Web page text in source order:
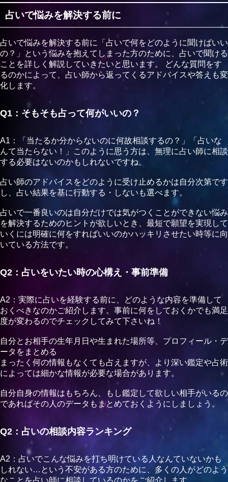
（UK様）
ミオさんに占っていただきました！
もう何度もお世話になっていて、いつも優しく寄り添って話
を聞いてくれます！
占いもとても当たります♩
（H様）
のよりどころにさせてもらっています！
寄り添ってもらいながら的確な言葉がほしい、背中を押して
もらいたい人は是非相談にきてみてください！
（Hさん)
とても話しやすく料金的にも優しい。
今回ミオさんに話を聞いてもらいましたが、最後まで親切
で、30分でたくさんのお話を聞くことができました。
久しぶりに占いした後にスッキリしました！
また通いたくなります。
占いで悩みを解決する前に
占いで悩みを解決する前に「占いで何をどのように聞けばいい
の？」という悩みを抱えてしまった方のために、占いで聞ける
ことを詳しく解説していきたいと思います。 どんな質問をす
るのかによって、占い師から返ってくるアドバイスや答えも変
化します。
Q1：そもそも占って何がいいの？
A1：「当たるか分からないのに何故相談するの？」「占いな
んて当たらない！」このように思う方は、無理に占い師に相談
する必要はないのかもしれないですね。
占い師のアドバイスをどのように受け止めるかは自分次第です
し、占い結果を基に行動する・しないも選べます。
占いで一番良いのは自分だけでは気がつくことができない悩み
を解決するためのヒントが欲しいとき、最短で願望を実現して
いくには明確に何をすればいいのかハッキリさせたい時等に向
いている方法です。
Q2：占いをいたい時の心構え・事前準備
A2：実際に占いを経験する前に、どのような内容を準備して
おくべきなのかご紹介します。事前に何をしておくかでも満足
度が変わるのでチェックしてみて下さいね！
自分とお相手の生年月日や生まれた場所等、プロフィール・デ
ータをまとめる
まったく何の情報もなくても占えますが、より深い鑑定や占術
によっては細かな情報が必要な場合があります。
自分自身の情報はもちろん、もし鑑定して欲しい相手がいるの
であればその人のデータもまとめておくようにしましょう。
Q2：占いの相談内容ランキング
A2：占いでこんな悩みを打ち明けている人なんていないかも
しれない…という不安がある方のために、多くの人がどのよう
なことを占い師に相談しているのかをご紹介します。